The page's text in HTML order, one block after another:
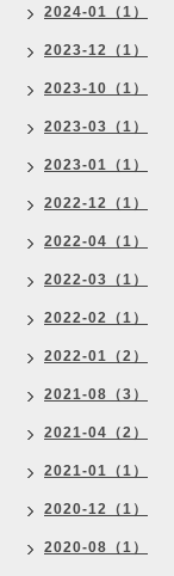
2024-01（1）
2023-12（1）
2023-10（1）
2023-03（1）
2023-01（1）
2022-12（1）
2022-04（1）
2022-03（1）
2022-02（1）
2022-01（2）
2021-08（3）
2021-04（2）
2021-01（1）
2020-12（1）
2020-08（1）